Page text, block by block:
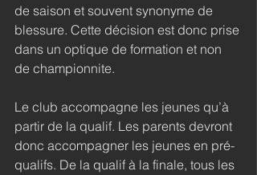
de saison et souvent synonyme de
blessure. Cette décision est donc prise
dans un optique de formation et non
de championnite.
Le club accompagne les jeunes qu’à
partir de la qualif. Les parents devront
donc accompagner les jeunes en pré-
qualifs. De la qualif à la finale, tous les